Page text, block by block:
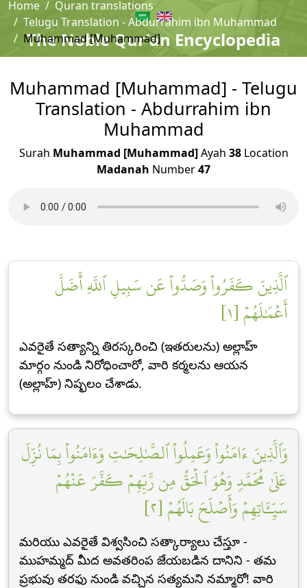
The Noble Qur'an Encyclopedia
Home
Quran translations
Telugu Translation - Abdurrahim ibn Muhammad
Muhammad [Muhammad]
Muhammad [Muhammad] - Telugu
Translation - Abdurrahim ibn
Muhammad
Surah Muhammad [Muhammad]Ayah 38Location
Madanah Number47
ٱلَّذِينَ كَفَرُواْ وَصَدُّواْ عَن سَبِيلِ ٱللَّهِ أَضَلَّ
أَعۡمَٰلَهُمۡ [١]
ఎవరైతే సత్యాన్ని తిరస్కరించి (ఇతరులను) అల్లాహ్
మార్గం నుండి నిరోధించారో, వారి కర్మలను ఆయన
(అల్లాహ్) నిష్ఫలం చేశాడు.
وَٱلَّذِينَ ءَامَنُواْ وَعَمِلُواْ ٱلصَّٰلِحَٰتِ وَءَامَنُواْ بِمَا نُزِّلَ
عَلَىٰ مُحَمَّدٖ وَهُوَ ٱلۡحَقُّ مِن رَّبِّهِمۡ كَفَّرَ عَنۡهُمۡ
سَيِّـَٔاتِهِمۡ وَأَصۡلَحَ بَالَهُمۡ [٢]
మరియు ఎవరైతే విశ్వసించి సత్కార్యాలు చేస్తూ -
ముహమ్మద్ మీద అవతరింప జేయబడిన దానిని - తమ
ప్రభువు తరఫు నుండి వచ్చిన సత్యమని నమ్మారో! వారి